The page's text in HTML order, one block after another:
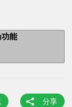
功能
分享